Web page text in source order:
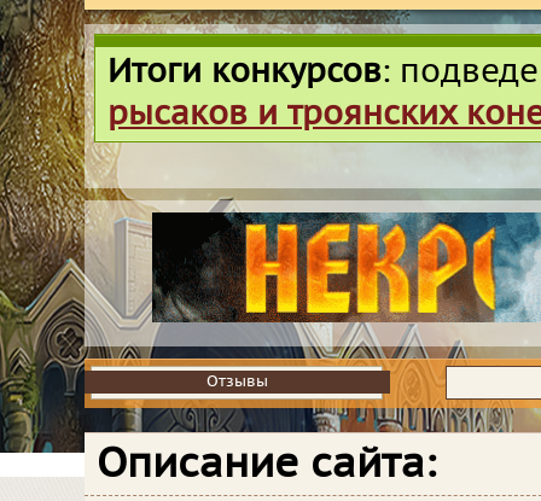
Итоги конкурсов:
рысаков и троянских
Отзывы
Отзывы
Описание сайта: